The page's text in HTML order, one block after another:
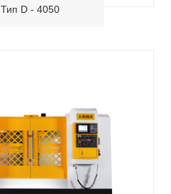
Тип D - 4050